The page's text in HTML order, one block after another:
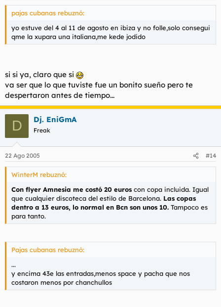
pajas cubanas rebuznó:
yo estuve del 4 al 11 de agosto en ibiza y no folle,solo consegui
qme la xupara una italiana,me kede jodido
si si ya, claro que si
va ser que lo que tuviste fue un bonito sueño pero te
despertaron antes de tiempo...
D Dj. EniGmA
Freak
22 Ago 2005 #14
WinterM rebuznó:
Con flyer Amnesia me costó 20 euros con copa incluida. Igual
que cualquier discoteca del estilo de Barcelona. Las copas
dentro a 13 euros, lo normal en Bcn son unos 10. Tampoco es
para tanto.
Pajas cubanas rebuznó:
...
y encima 43e las entradas,menos space y pacha que nos
costaron menos por chanchullos